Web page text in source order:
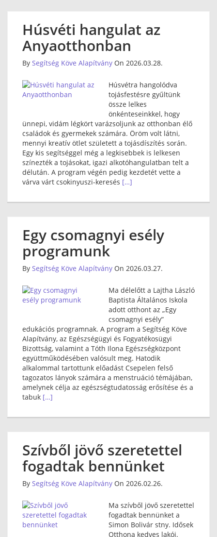
Húsvéti hangulat az
Anyaotthonban
By Segítség Köve Alapítvány On 2026.03.28.
Húsvétra hangolódva
tojásfestésre gyűltünk
össze lelkes
önkénteseinkkel, hogy
ünnepi, vidám légkört varázsoljunk az otthonban élő
családok és gyermekek számára. Öröm volt látni,
mennyi kreatív ötlet született a tojásdíszítés során.
Egy kis segítséggel még a legkisebbek is lelkesen
színezték a tojásokat, igazi alkotóhangulatban telt a
délután. A program végén pedig kezdetét vette a
várva várt csokinyuszi-keresés […]
Egy csomagnyi esély
programunk
By Segítség Köve Alapítvány On 2026.03.27.
Ma délelőtt a Lajtha László
Baptista Általános Iskola
adott otthont az „Egy
csomagnyi esély”
edukációs programnak. A program a Segítség Köve
Alapítvány, az Egészségügyi és Fogyatékosügyi
Bizottság, valamint a Tóth Ilona Egészségközpont
együttműködésében valósult meg. Hatodik
alkalommal tartottunk előadást Csepelen felső
tagozatos lányok számára a menstruáció témájában,
amelynek célja az egészségtudatosság erősítése és a
tabuk […]
Szívből jövő szeretettel
fogadtak bennünket
By Segítség Köve Alapítvány On 2026.02.26.
Ma szívből jövő szeretettel
fogadtak bennünket a
Simon Bolivár stny. Idősek
Otthona kedves lakói.